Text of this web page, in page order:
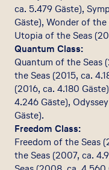
ca. 5.479 Gäste),
Gäste), Wonder of
Utopia of the Seas
Quantum Class:
Quantum of the Seas
the Seas (2015, ca.
(2016, ca. 4.180
4.246 Gäste),
Gäste).
Freedom Class:
Freedom of the Seas
the Seas (2007, ca.